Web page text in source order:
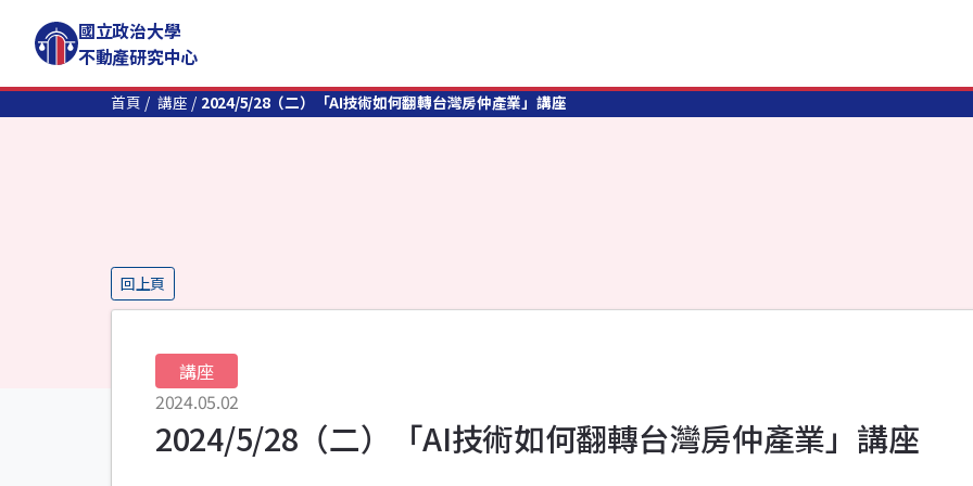
國立政治大學
不動產研究中心
首頁 講座 2024/5/28（二）「AI技術如何翻轉台灣房仲產業」講座
回上頁
講座
2024.05.02
2024/5/28（二）「AI技術如何翻轉台灣房仲產業」講座